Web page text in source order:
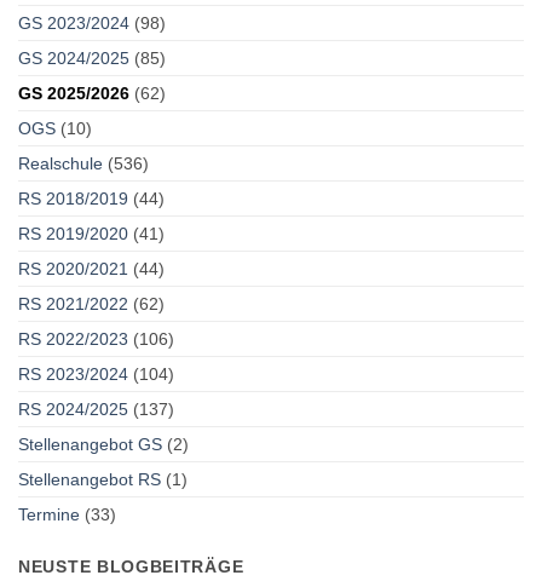
GS 2023/2024 (98)
GS 2024/2025 (85)
GS 2025/2026 (62)
OGS (10)
Realschule (536)
RS 2018/2019 (44)
RS 2019/2020 (41)
RS 2020/2021 (44)
RS 2021/2022 (62)
RS 2022/2023 (106)
RS 2023/2024 (104)
RS 2024/2025 (137)
Stellenangebot GS (2)
Stellenangebot RS (1)
Termine (33)
NEUSTE BLOGBEITRÄGE